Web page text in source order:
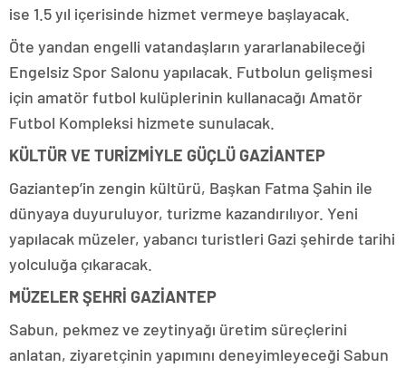
ise 1.5 yıl içerisinde hizmet vermeye başlayacak.
Öte yandan engelli vatandaşların yararlanabileceği
Engelsiz Spor Salonu yapılacak. Futbolun gelişmesi
için amatör futbol kulüplerinin kullanacağı Amatör
Futbol Kompleksi hizmete sunulacak.
KÜLTÜR VE TURİZMİYLE GÜÇLÜ GAZİANTEP
Gaziantep’in zengin kültürü, Başkan Fatma Şahin ile
dünyaya duyuruluyor, turizme kazandırılıyor. Yeni
yapılacak müzeler, yabancı turistleri Gazi şehirde tarihi
yolculuğa çıkaracak.
MÜZELER ŞEHRİ GAZİANTEP
Sabun, pekmez ve zeytinyağı üretim süreçlerini
anlatan, ziyaretçinin yapımını deneyimleyeceği Sabun